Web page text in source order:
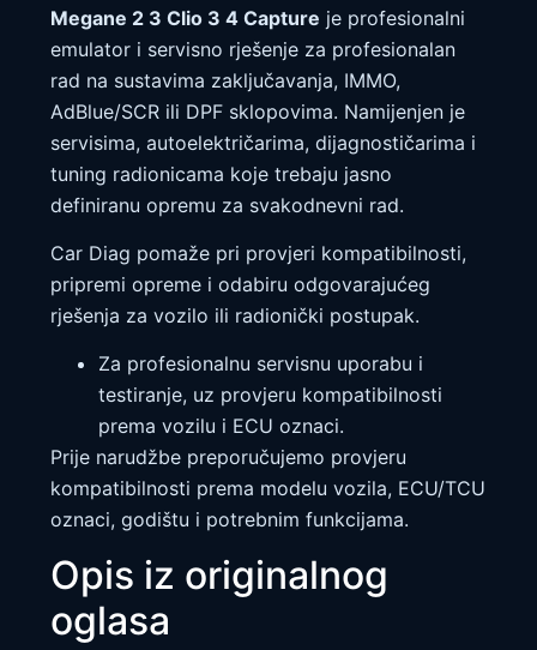
Megane 2 3 Clio 3 4 Capture je profesionalni
emulator i servisno rješenje za profesionalan
rad na sustavima zaključavanja, IMMO,
AdBlue/SCR ili DPF sklopovima. Namijenjen je
servisima, autoelektričarima, dijagnostičarima i
tuning radionicama koje trebaju jasno
definiranu opremu za svakodnevni rad.
Car Diag pomaže pri provjeri kompatibilnosti,
pripremi opreme i odabiru odgovarajućeg
rješenja za vozilo ili radionički postupak.
Za profesionalnu servisnu uporabu i
testiranje, uz provjeru kompatibilnosti
prema vozilu i ECU oznaci.
Prije narudžbe preporučujemo provjeru
kompatibilnosti prema modelu vozila, ECU/TCU
oznaci, godištu i potrebnim funkcijama.
Opis iz originalnog
oglasa